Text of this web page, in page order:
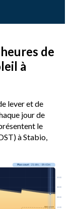
de
à
lever et de
jour de
le
à Stabio,
Midi solaire
03:00
06:00
09:00
12:00
Plus court· 21 déc. · 8h 43m